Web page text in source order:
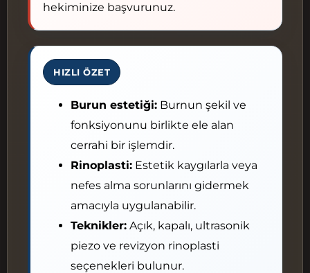
hekiminize başvurunuz.
HIZLI ÖZET
Burun estetiği: Burnun şekil ve
fonksiyonunu birlikte ele alan
cerrahi bir işlemdir.
Rinoplasti: Estetik kaygılarla veya
nefes alma sorunlarını gidermek
amacıyla uygulanabilir.
Teknikler: Açık, kapalı, ultrasonik
piezo ve revizyon rinoplasti
seçenekleri bulunur.